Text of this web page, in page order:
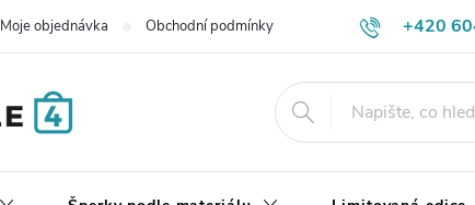
+420
Moje objednávka Obchodní podmínky Výměna, vrácení a